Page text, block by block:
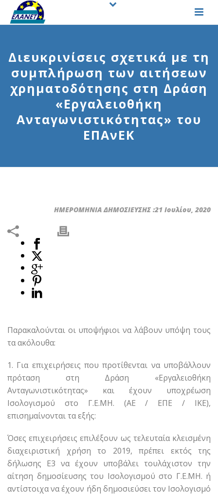
Διευκρινίσεις σχετικά με τη
συμπλήρωση των αιτήσεων
χρηματοδότησης στη Δράση
«Εργαλειοθήκη
Ανταγωνιστικότητας» του
ΕΠΑνΕΚ
ΗΜΕΡΟΜΗΝΙΑ ΔΗΜΟΣΙΕΥΣΗΣ :21 Ιουλίου, 2020
Παρακαλούνται οι υποψήφιοι να λάβουν υπόψη τους
τα ακόλουθα:
1. Για επιχειρήσεις που προτίθενται να υποβάλλουν
πρόταση στη Δράση «Εργαλειοθήκη
Ανταγωνιστικότητας» και έχουν υποχρέωση
Ισολογισμού στο Γ.Ε.ΜΗ. (ΑΕ / ΕΠΕ / ΙΚΕ),
επισημαίνονται τα εξής:
Όσες επιχειρήσεις επιλέξουν ως τελευταία κλεισμένη
διαχειριστική χρήση το 2019, πρέπει εκτός της
δήλωσης Ε3 να έχουν υποβάλει τουλάχιστον την
αίτηση δημοσίευσης του Ισολογισμού στο Γ.Ε.ΜΗ. ή
αντίστοιχα να έχουν ήδη δημοσιεύσει τον Ισολογισμό